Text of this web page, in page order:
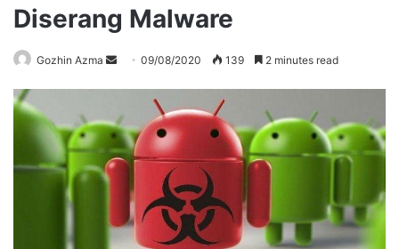
Diserang Malware
Gozhin Azma
Send09/08/2020 139 2 minutes read